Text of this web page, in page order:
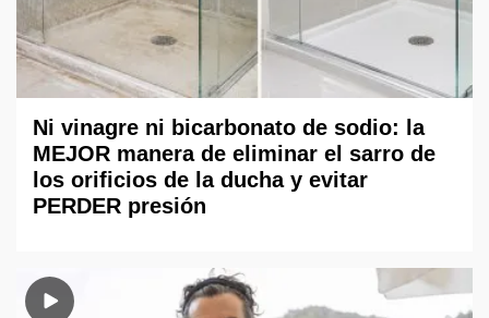
Ni vinagre ni bicarbonato de sodio: la
MEJOR manera de eliminar el sarro de
los orificios de la ducha y evitar
PERDER presión